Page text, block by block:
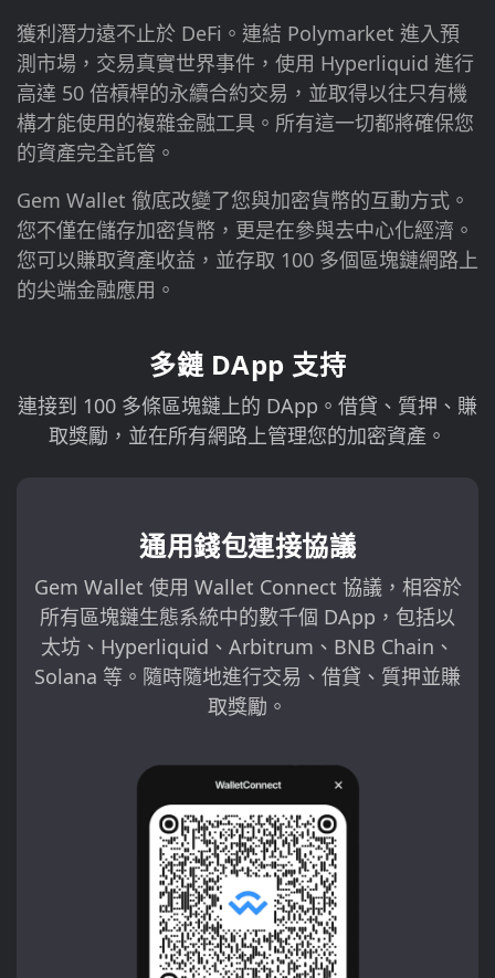
獲利潛力遠不止於 DeFi。連結 Polymarket 進入預
測市場，交易真實世界事件，使用 Hyperliquid 進行
高達 50 倍槓桿的永續合約交易，並取得以往只有機
構才能使用的複雜金融工具。所有這一切都將確保您
的資產完全託管。
Gem Wallet 徹底改變了您與加密貨幣的互動方式。
您不僅在儲存加密貨幣，更是在參與去中心化經濟。
您可以賺取資產收益，並存取 100 多個區塊鏈網路上
的尖端金融應用。
多鏈 DApp 支持
連接到 100 多條區塊鏈上的 DApp。借貸、質押、賺
取獎勵，並在所有網路上管理您的加密資產。
通用錢包連接協議
Gem Wallet 使用 Wallet Connect 協議，相容於
所有區塊鏈生態系統中的數千個 DApp，包括以
太坊、Hyperliquid、Arbitrum、BNB Chain、
Solana 等。隨時隨地進行交易、借貸、質押並賺
取獎勵。